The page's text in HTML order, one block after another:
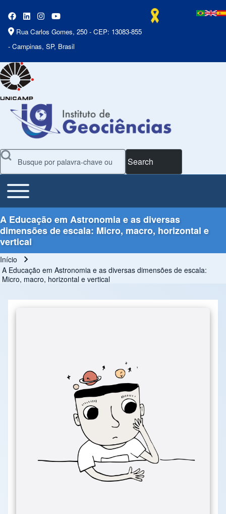
Rua Carlos Gomes, 250 - CEP: 13083-855
- Campinas, SP, Brasil
Search
Main Menu
Toggle main menu
A Educação em Astronomia e as diversas
dimensões de escala: Micro, macro, horizontal e
vertical
Trilha de navegação
Início
A Educação em Astronomia e as diversas dimensões de escala:
Micro, macro, horizontal e vertical